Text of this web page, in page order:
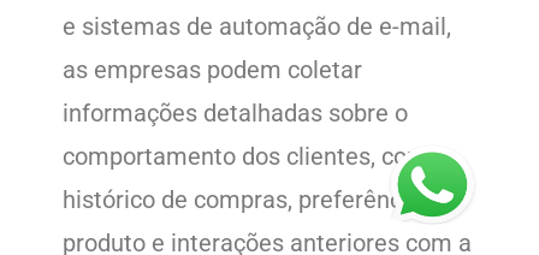
e sistemas de automação de e-mail,
as empresas podem coletar
informações detalhadas sobre o
comportamento dos clientes, como
histórico de compras, preferências de
produto e interações anteriores com a